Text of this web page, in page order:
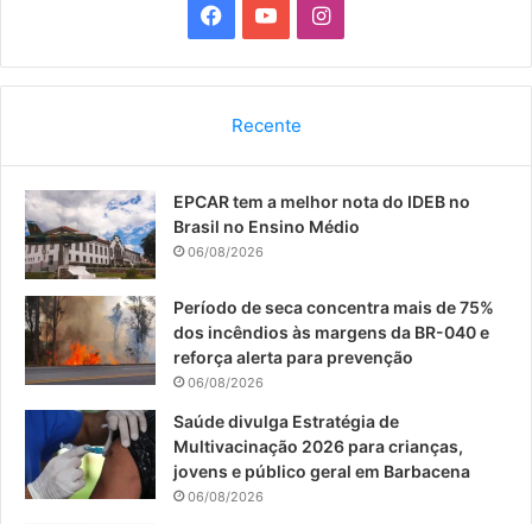
a
b
o
o
o
u
e
I
n
a
r
Recente
EPCAR tem a melhor nota do IDEB no
Brasil no Ensino Médio
06/08/2026
Período de seca concentra mais de 75%
dos incêndios às margens da BR-040 e
reforça alerta para prevenção
06/08/2026
Saúde divulga Estratégia de
Multivacinação 2026 para crianças,
jovens e público geral em Barbacena
06/08/2026